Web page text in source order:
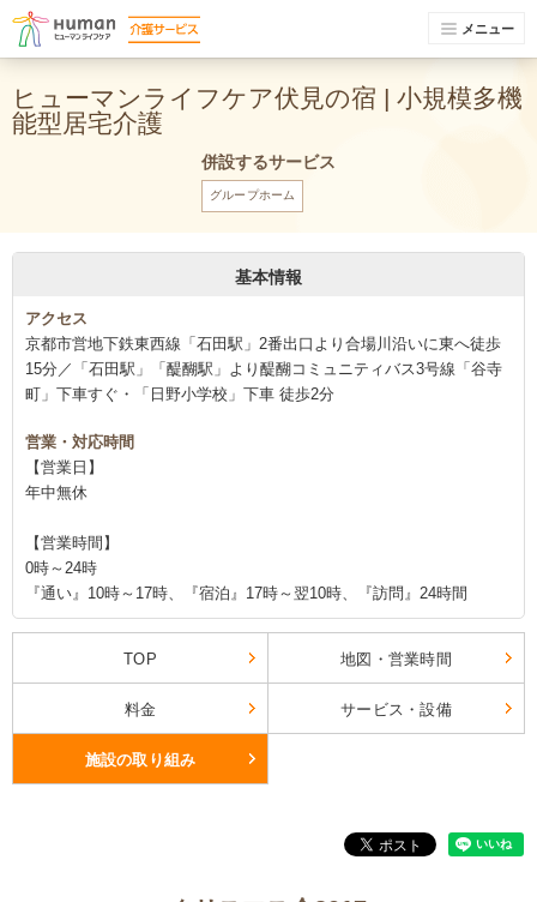
メニュー
ヒューマンライフケア伏見の宿 | 小規模多機
能型居宅介護
併設するサービス
グループホーム
基本情報
アクセス
京都市営地下鉄東西線「石田駅」2番出口より合場川沿いに東へ徒歩
15分／「石田駅」「醍醐駅」より醍醐コミュニティバス3号線「谷寺
町」下車すぐ・「日野小学校」下車 徒歩2分
営業・対応時間
【営業日】
年中無休
【営業時間】
0時～24時
『通い』10時～17時、『宿泊』17時～翌10時、『訪問』24時間
TOP 地図・営業時間
料金 サービス・設備
施設の取り組み